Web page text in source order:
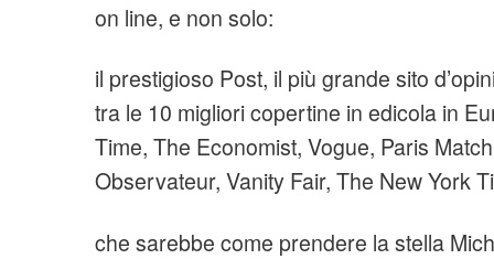
on line, e non solo:
il prestigioso Post, il più grande sito
tra le 10 migliori copertine in edicola in
Time, The Economist, Vogue, Paris
Observateur, Vanity Fair, The New York
che sarebbe come prendere la stella